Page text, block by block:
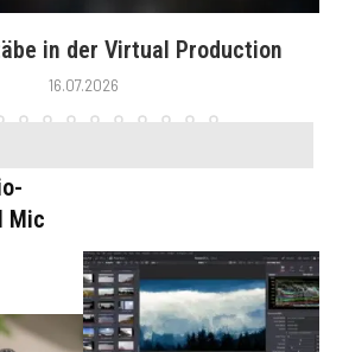
in der Virtual Production
16.07.2026
Mic